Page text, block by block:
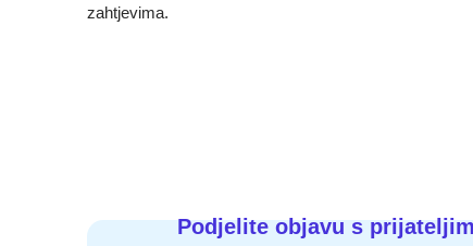
zahtjevima.
Podjelite objavu s